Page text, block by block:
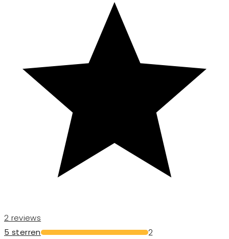
2 reviews
5 sterren
2